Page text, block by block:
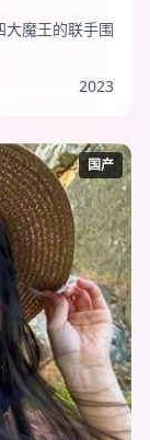
大魔王的联手围
2023
国产